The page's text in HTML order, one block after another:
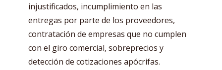
injustificados, incumplimiento en las
entregas por parte de los proveedores,
contratación de empresas que no cumplen
con el giro comercial, sobreprecios y
detección de cotizaciones apócrifas.